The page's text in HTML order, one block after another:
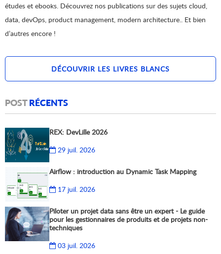
études et ebooks. Découvrez nos publications sur des sujets cloud,
data, devOps, product management, modern architecture.. Et bien
d’autres encore !
DÉCOUVRIR LES LIVRES BLANCS
POSTRÉCENTS
REX: DevLille 2026
29 juil. 2026
Airflow : introduction au Dynamic Task Mapping
17 juil. 2026
Piloter un projet data sans être un expert - Le guide
pour les gestionnaires de produits et de projets non-
techniques
03 juil. 2026